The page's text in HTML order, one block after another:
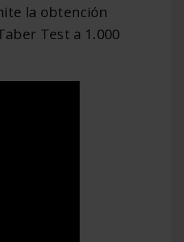
la obtención
Test a 1.000